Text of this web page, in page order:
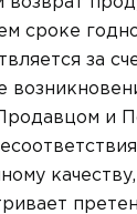
сроке
за
и